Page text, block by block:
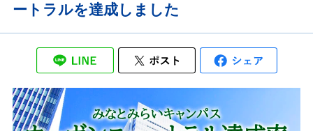
ートラルを達成しました